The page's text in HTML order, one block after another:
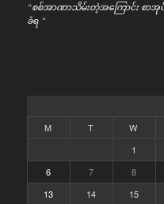
“စစ်အာဏာသိမ်းတဲ့အကြောင်း စာအု
ခံရ “
M T W
1
6
7 8
13
14 15